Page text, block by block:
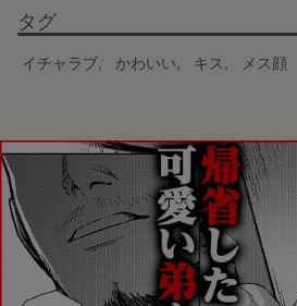
タグ
イチャラブ かわいい キス メス顔